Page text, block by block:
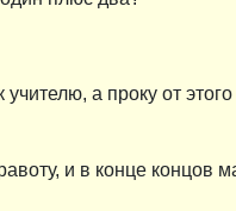
а проку от
и в конце концов